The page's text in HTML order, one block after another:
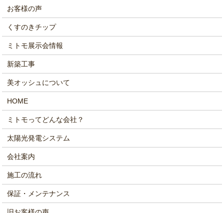
お客様の声
くすのきチップ
ミトモ展示会情報
新築工事
美オッシュについて
HOME
ミトモってどんな会社？
太陽光発電システム
会社案内
施工の流れ
保証・メンテナンス